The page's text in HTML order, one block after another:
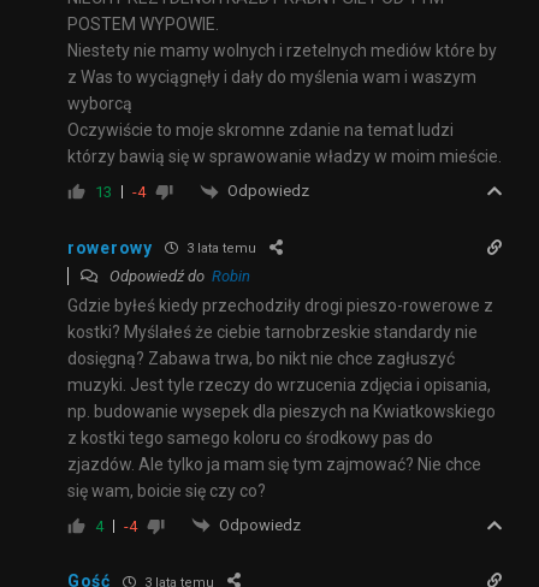
POSTEM WYPOWIE.
Niestety nie mamy wolnych i rzetelnych mediów które by
z Was to wyciągnęły i dały do myślenia wam i waszym
wyborcą
Oczywiście to moje skromne zdanie na temat ludzi
którzy bawią się w sprawowanie władzy w moim mieście.
13 -4 Odpowiedz
rowerowy 3 lata temu
Odpowiedź do Robin
Gdzie byłeś kiedy przechodziły drogi pieszo-rowerowe z
kostki? Myślałeś że ciebie tarnobrzeskie standardy nie
dosięgną? Zabawa trwa, bo nikt nie chce zagłuszyć
muzyki. Jest tyle rzeczy do wrzucenia zdjęcia i opisania,
np. budowanie wysepek dla pieszych na Kwiatkowskiego
z kostki tego samego koloru co środkowy pas do
zjazdów. Ale tylko ja mam się tym zajmować? Nie chce
się wam, boicie się czy co?
4 -4 Odpowiedz
Gość 3 lata temu